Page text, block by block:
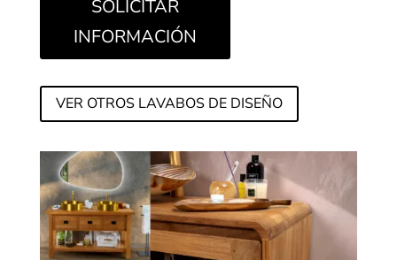
SOLICITAR
INFORMACIÓN
VER OTROS LAVABOS DE DISEÑO